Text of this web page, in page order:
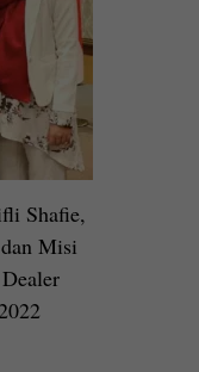
Shafie,
Misi